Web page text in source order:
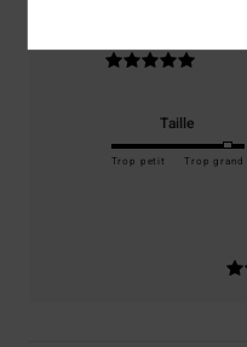
Taille
Trop petit Trop grand